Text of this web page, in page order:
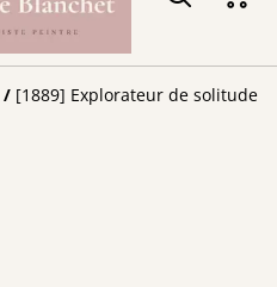
/ [1889] Explorateur de solitude